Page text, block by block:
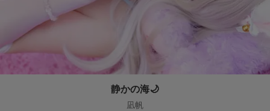
静かの海🌙
凪帆